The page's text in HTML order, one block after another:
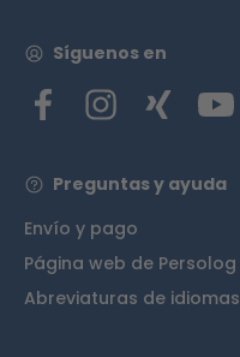
Síguenos en
Preguntas y ayuda
Envío y pago
Página web de Persolog
Abreviaturas de idiomas